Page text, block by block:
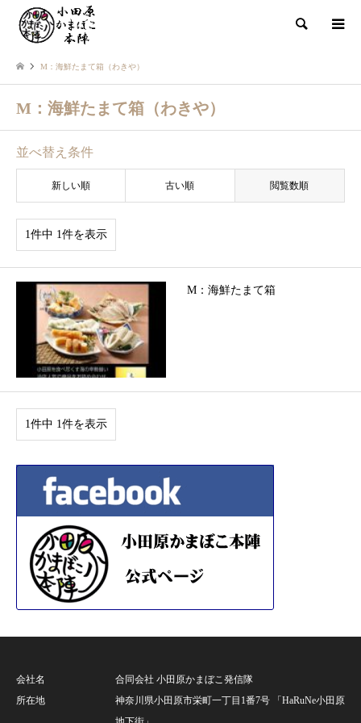
検索
M：海鮮たまて箱（わきや）
M：海鮮たまて箱（わきや）
並べ替え条件
新しい順 古い順 閲覧数順
1件中 1件を表示
M：海鮮たまて箱
1件中 1件を表示
会社名
合同会社 小田原かまぼこ発信隊
所在地
神奈川県小田原市栄町一丁目1番7号 「HaRuNe小田原